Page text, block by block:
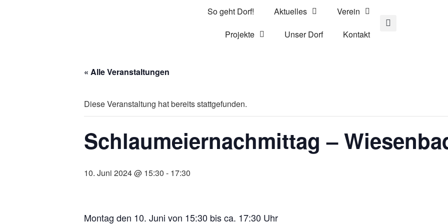
So geht Dorf! Aktuelles
Verein
Projekte
Unser Dorf Kontakt
« Alle Veranstaltungen
Diese Veranstaltung hat bereits stattgefunden.
Schlaumeiernachmittag –
10. Juni 2024 @ 15:30 - 17:30
Montag den 10. Juni von 15:30 bis ca. 17:30 Uhr